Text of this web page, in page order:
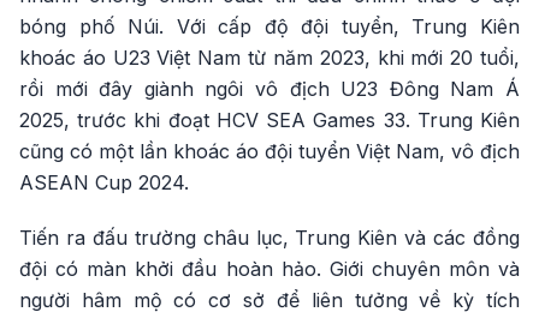
bóng phố Núi. Với cấp độ đội tuyển, Trung Kiên
khoác áo U23 Việt Nam từ năm 2023, khi mới 20 tuổi,
rồi mới đây giành ngôi vô địch U23 Đông Nam Á
2025, trước khi đoạt HCV SEA Games 33. Trung Kiên
cũng có một lần khoác áo đội tuyển Việt Nam, vô địch
ASEAN Cup 2024.
Tiến ra đấu trường châu lục, Trung Kiên và các đồng
đội có màn khởi đầu hoàn hảo. Giới chuyên môn và
người hâm mộ có cơ sở để liên tưởng về kỳ tích